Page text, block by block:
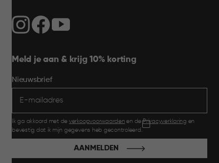
Meld je aan & krijg 10% korting
Nieuwsbrief
Ik ga akkoord met de verkoopvoorwaarden en dePrivacyverklaring en
bevestig dat ik mijn gegevens heb gecontroleerd.
AANMELDEN